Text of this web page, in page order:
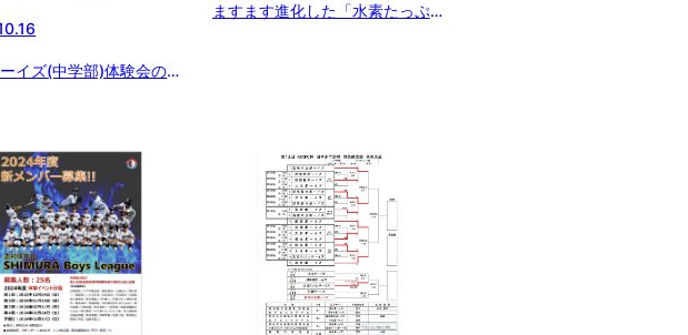
イズ(中学部)体験会のお
ますます進化した「水素たっぷり